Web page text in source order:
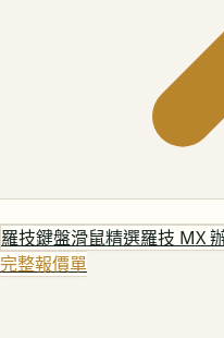
羅技鍵盤滑鼠精選羅技 MX
完整報價單